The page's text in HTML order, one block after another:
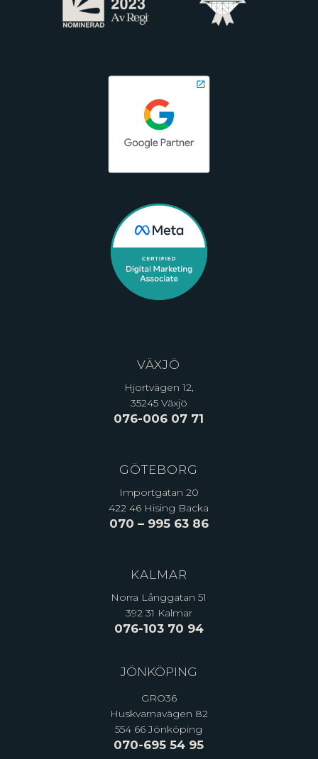
VÄXJÖ
Hjortvägen 12,
35245 Växjö
076-006 07 71
GÖTEBORG
Importgatan 20
422 46 Hising Backa
070 – 995 63 86
KALMAR
Norra Långgatan 51
392 31 Kalmar
076-103 70 94
JÖNKÖPING
GRO36
Huskvarnavägen 82
554 66 Jönköping
070-695 54 95